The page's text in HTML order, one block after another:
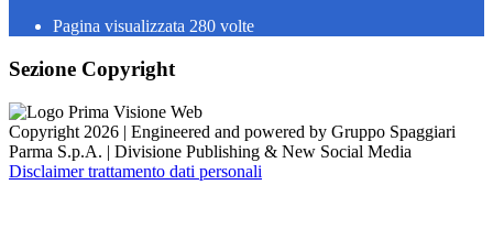
Pagina visualizzata 280 volte
Sezione Copyright
Copyright 2026 | Engineered and powered by Gruppo Spaggiari
Parma S.p.A. | Divisione Publishing & New Social Media
Disclaimer trattamento dati personali